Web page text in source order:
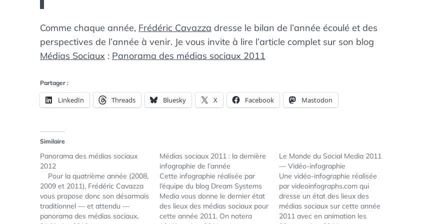
Comme chaque année, Frédéric Cavazza dresse le bilan de l’année écoulé et des
perspectives de l’année à venir. Je vous invite à lire l’article complet sur son blog
Médias Sociaux : Panorama des médias sociaux 2011
Partager :
LinkedIn Threads Bluesky X Facebook Mastodon
Similaire
Panorama des médias sociaux
2012
Pour la quatrième année (2008,
2009 et 2011), Frédéric Cavazza
vous propose donc son désormais
traditionnel — et attendu —
panorama des médias sociaux,
Médias sociaux 2011 : la dernière
infographie de l’année
Cette infographie réalisée par
l’équipe du blog Dream Systems
Media vous donne le dernier état
des lieux des médias sociaux pour
cette année 2011. On notera
Le Monde du Social Media 2011
— Vidéo-infographie
Une vidéo-infographie réalisée
par videoinfographs.com qui
dresse un état des lieux des
médias sociaux sur cette année
2011 avec en animation les